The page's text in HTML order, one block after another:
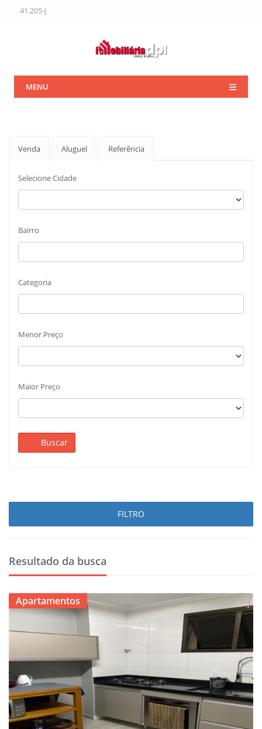
41.205-J
MENU
Venda Aluguel Referência
Selecione Cidade
Bairro
Categoria
Menor Preço
Maior Preço
Buscar
FILTRO
Resultado da busca
Apartamentos